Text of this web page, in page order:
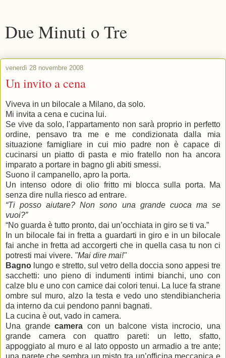
Due Minuti o Tre
venerdì 28 novembre 2008
Un invito a cena
Viveva in un bilocale a Milano, da solo.
Mi invita a cena e cucina lui.
Se vive da solo, l'appartamento non sarà proprio in perfetto
ordine, pensavo tra me e me condizionata dalla mia
situazione famigliare in cui mio padre non è capace di
cucinarsi un piatto di pasta e mio fratello non ha ancora
imparato a portare in bagno gli abiti smessi.
Suono il campanello, apro la porta.
Un intenso odore di olio fritto mi blocca sulla porta. Ma
senza dire nulla riesco ad entrare.
“Ti posso aiutare? Non sono una grande cuoca ma se
vuoi?”
“No guarda è tutto pronto, dai un’occhiata in giro se ti va.”
In un bilocale fai in fretta a guardarti in giro e in un bilocale
fai anche in fretta ad accorgerti che in quella casa tu non ci
potresti mai vivere. "Mai dire mai!"
Bagno lungo e stretto, sul vetro della doccia sono appesi tre
sacchetti: uno pieno di indumenti intimi bianchi, uno con
calze blu e uno con camice dai colori tenui. La luce fa strane
ombre sul muro, alzo la testa e vedo uno stendibiancheria
da interno da cui pendono panni bagnati.
La cucina è out, vado in camera.
Una grandecamera con un balcone vista incrocio, una
grande camera con quattro pareti: un letto, sfatto,
appoggiato al muro e al lato opposto un armadio a tre ante;
una parete che sembra un misto tra un’officina meccanica e